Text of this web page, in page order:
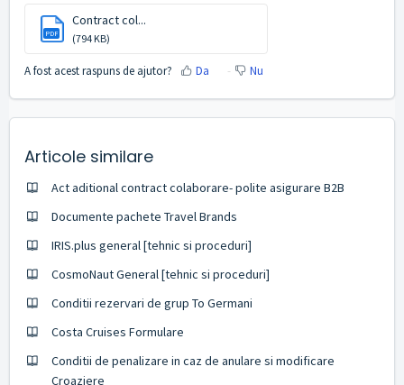
PDF
Contract col...
(794 KB)
A fost acest raspuns de ajutor? Da Nu
Articole similare
Act aditional contract colaborare- polite asigurare B2B
Documente pachete Travel Brands
IRIS.plus general [tehnic si proceduri]
CosmoNaut General [tehnic si proceduri]
Conditii rezervari de grup To Germani
Costa Cruises Formulare
Conditii de penalizare in caz de anulare si modificare
Croaziere